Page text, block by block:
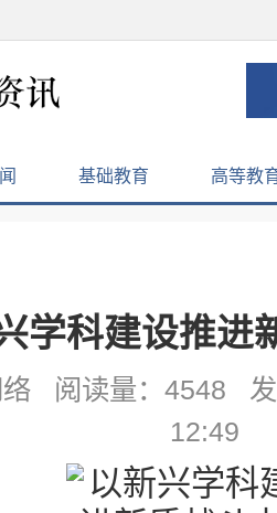
基础教育 高等教
学科建设推进
络 阅读量：4548
12:49